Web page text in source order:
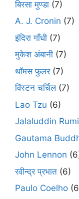
बिरसा मुण्डा (7)
A. J. Cronin (7)
इंदिरा गाँधी (7)
मुकेश अंबानी (7)
थॉमस फुलर(7)
विंस्टन चर्चिल(7)
Lao Tzu (6)
Jalaluddin Rumi
Gautama
John Lennon
रवीन्द्र प्रभात (6)
Paulo Coelho